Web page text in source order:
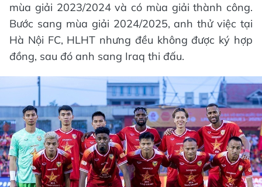
mùa giải 2023/2024 và có mùa giải thành công.
Bước sang mùa giải 2024/2025, anh thử việc tại
Hà Nội FC, HLHT nhưng đều không được ký hợp
đồng, sau đó anh sang Iraq thi đấu.